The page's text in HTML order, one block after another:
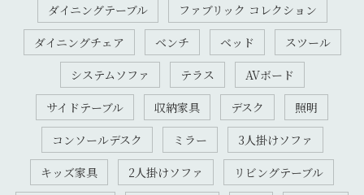
ダイニングテーブル
ファブリック コレクション
ダイニングチェア
ベンチ ベッド
スツール
システムソファ
テラス
AVボード
サイドテーブル
収納家具 デスク
照明
コンソールデスク
ミラー
3人掛けソファ
キッズ家具
2人掛けソファ
リビングテーブル